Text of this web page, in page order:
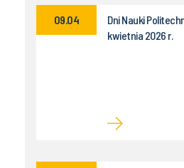
Dni Nauki
kwietnia 2026 r.
09.04